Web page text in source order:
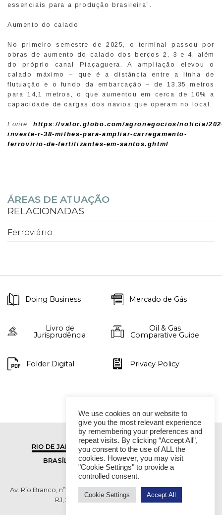
essenciais para a produção brasileira”.
Aumento do calado
No primeiro semestre de 2025, o terminal passou por
obras de aumento do calado dos berços 2, 3 e 4, além
do próprio canal Piaçaguera. A ampliação elevou o
calado máximo – que é a distância entre a linha de
flutuação e o fundo da embarcação – de 13,35 metros
para 14,1 metros, o que aumentou em cerca de 10% a
capacidade de cargas dos navios que operam no local.
Fonte:https://valor.globo.com/agronegocios/noticia/
investe-r-38-milhes-para-ampliar-carregamento-
ferrovirio-de-fertilizantes-em-santos.ghtml
ÁREAS DE ATUAÇÃO
RELACIONADAS
Ferroviário
Doing Business Mercado de Gás
Livro de
Jurisprudência
Oil & Gas
Comparative Guide
Folder Digital Privacy Policy
RIO DE JANEIRO
SÃO PAULO
BRASÍLIA
VITÓRIA
Av. Rio Branco, nº 01, 14º andar - Ed. RB1- Centro, Rio de Janeiro -
RJ, 20090-003 TEL (55 21) 2276 6200
We use cookies on our website to
give you the most relevant experience
by remembering your preferences and
repeat visits. By clicking “Accept All”,
you consent to the use of ALL the
cookies. However, you may visit
"Cookie Settings" to provide a
controlled consent.
Cookie Settings Accept All